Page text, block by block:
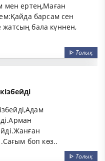
мен ертең,Маған
барсам сен
бала күннен,
ᐈ Толық
боп көз..
ᐈ Толық